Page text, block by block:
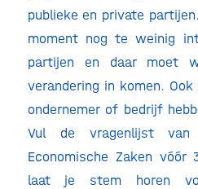
publieke en private
moment nog te weinig
partijen en daar moet
verandering in komen.
ondernemer of bedrijf
Vul de vragenlijst
Economische Zaken vóór
laat je stem horen